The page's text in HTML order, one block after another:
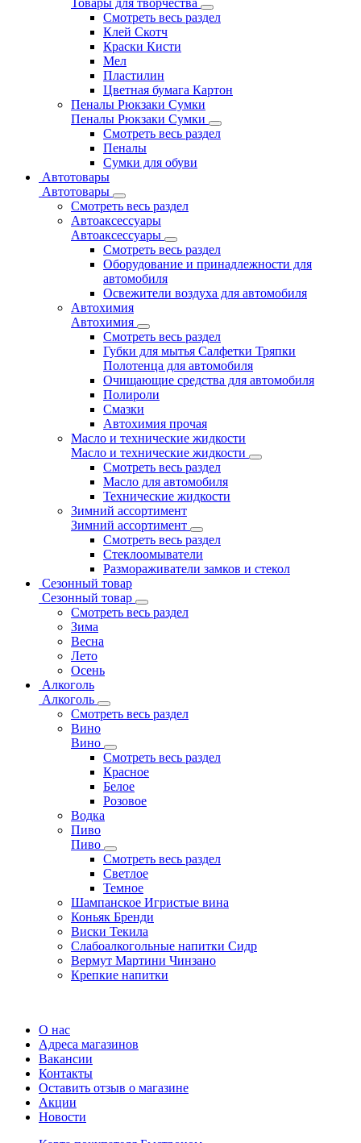
Товары для творчества
Смотреть весь раздел
Клей Скотч
Краски Кисти
Мел
Пластилин
Цветная бумага Картон
Пеналы Рюкзаки Сумки
Пеналы Рюкзаки Сумки
Смотреть весь раздел
Пеналы
Сумки для обуви
Автотовары
Автотовары
Смотреть весь раздел
Автоаксессуары
Автоаксессуары
Смотреть весь раздел
Оборудование и принадлежности для
автомобиля
Освежители воздуха для автомобиля
Автохимия
Автохимия
Смотреть весь раздел
Губки для мытья Салфетки Тряпки
Полотенца для автомобиля
Очищающие средства для автомобиля
Полироли
Смазки
Автохимия прочая
Масло и технические жидкости
Масло и технические жидкости
Смотреть весь раздел
Масло для автомобиля
Технические жидкости
Зимний ассортимент
Зимний ассортимент
Смотреть весь раздел
Стеклоомыватели
Размораживатели замков и стекол
Сезонный товар
Сезонный товар
Смотреть весь раздел
Зима
Весна
Лето
Осень
Алкоголь
Алкоголь
Смотреть весь раздел
Вино
Вино
Смотреть весь раздел
Красное
Белое
Розовое
Водка
Пиво
Пиво
Смотреть весь раздел
Cветлое
Темное
Шампанское Игристые вина
Коньяк Бренди
Виски Текила
Слабоалкогольные напитки Сидр
Вермут Мартини Чинзано
Крепкие напитки
О нас
Адреса магазинов
Вакансии
Контакты
Оставить отзыв о магазине
Акции
Новости